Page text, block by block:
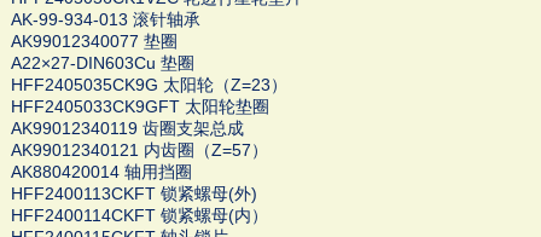
AK-99-934-013 滚针轴承
AK99012340077 垫圈
A22×27-DIN603Cu 垫圈
HFF2405035CK9G 太阳轮（Z=23）
HFF2405033CK9GFT 太阳轮垫圈
AK99012340119 齿圈支架总成
AK99012340121 内齿圈（Z=57）
AK880420014 轴用挡圈
HFF2400113CKFT 锁紧螺母(外)
HFF2400114CKFT 锁紧螺母(内）